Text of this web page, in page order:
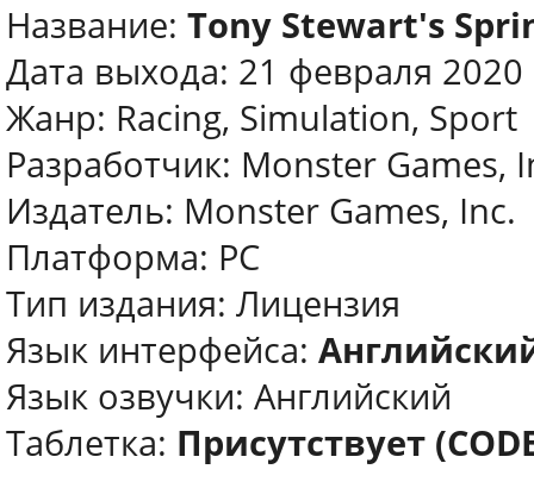
Название: Tony Stewart's
Дата выхода: 21 февраля 2020
Жанр: Racing, Simulation, Sport
Разработчик: Monster Games,
Издатель: Monster Games, Inc.
Платформа: PC
Тип издания: Лицензия
Язык интерфейса:
Язык озвучки: Английский
Таблетка: Присутствует